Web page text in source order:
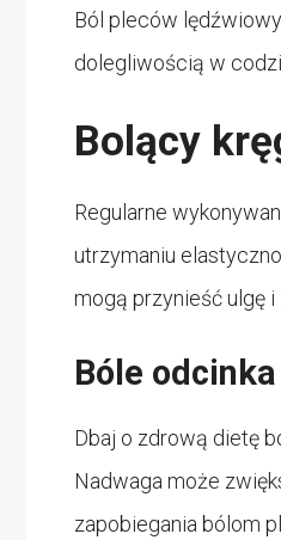
Ból pleców
dolegliwością w
Bolący
Regularne
utrzymaniu
mogą przynieść ulgę i
Bóle
Dbaj o zdrową dietę
Nadwaga może
zapobiegania bólom